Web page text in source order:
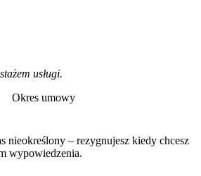
usługi.
Okres umowy
nieokreślony – rezygnujesz kiedy chcesz
wypowiedzenia.